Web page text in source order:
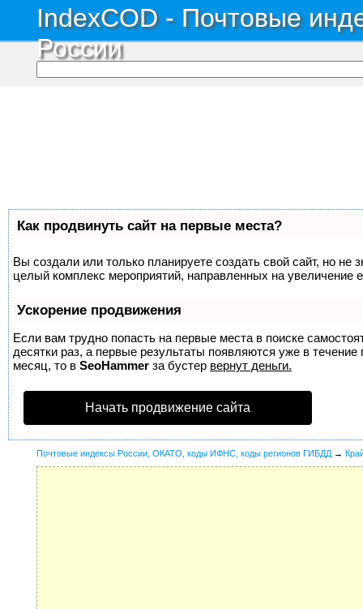
IndexCOD - Почтовые
России
Как продвинуть сайт на первые места?
Вы создали или только планируете создать свой сайт, но не
целый комплекс мероприятий, направленных на увеличение
Ускорение продвижения
Если вам трудно попасть на первые места в поиске
десятки раз, а первые результаты появляются уже в
месяц, то в SeoHammer за бустер вернут деньги.
Начать продвижение сайта
Почтовые индексы России, ОКАТО, коды ИФНС, коды регионов ГИБДД →